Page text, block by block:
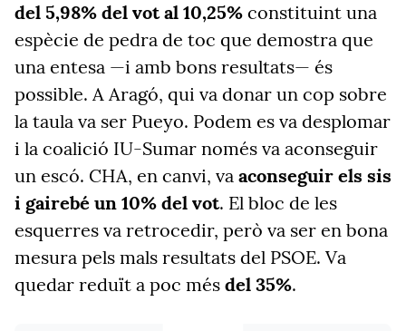
del 5,98% del vot al 10,25% constituint una
espècie de pedra de toc que demostra que
una entesa —i amb bons resultats— és
possible. A Aragó, qui va donar un cop sobre
la taula va ser Pueyo. Podem es va desplomar
i la coalició IU-Sumar només va aconseguir
un escó. CHA, en canvi, va aconseguir els sis
i gairebé un 10% del vot. El bloc de les
esquerres va retrocedir, però va ser en bona
mesura pels mals resultats del PSOE. Va
quedar reduït a poc més del 35%.